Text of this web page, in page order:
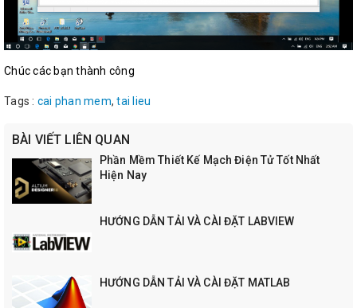
Chúc các bạn thành công
Tags : cai phan mem,tai lieu
BÀI VIẾT LIÊN QUAN
Phần Mềm Thiết Kế Mạch Điện Tử Tốt Nhất
Hiện Nay
HƯỚNG DẪN TẢI VÀ CÀI ĐẶT LABVIEW
HƯỚNG DẪN TẢI VÀ CÀI ĐẶT MATLAB